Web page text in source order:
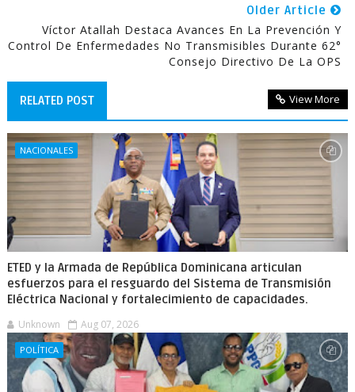
Older Article
Víctor Atallah Destaca Avances En La Prevención Y
Control De Enfermedades No Transmisibles Durante 62°
Consejo Directivo De La OPS
RELATED POST View More
NACIONALES
ETED y la Armada de República Dominicana articulan
esfuerzos para el resguardo del Sistema de Transmisión
Eléctrica Nacional y fortalecimiento de capacidades.
Unknown Aug 07, 2026
POLÍTICA